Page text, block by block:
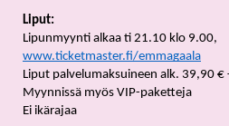
Liput:
www.ticketmaster.fi/emmagaala
Liput palvelumaksuineen alk. 39,90 €
Myynnissä myös VIP-paketteja
Ei ikärajaa